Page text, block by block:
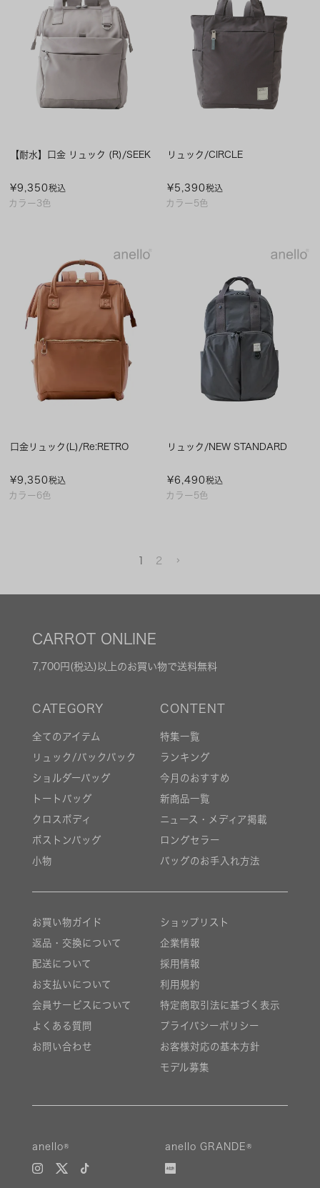
カラー3色
【耐水】口金 リュック (R)/SEEK
¥9,350税込
カラー5色
リュック/CIRCLE
¥5,390税込
カラー6色
口金リュック(L)/Re:RETRO
¥9,350税込
カラー5色
リュック/NEW STANDARD
¥6,490税込
2
新着
CARROT ONLINE
7,700円(税込)以上のお買い物で送料無料
全てのアイテム
リュック/バックパック
ショルダーバッグ
トートバッグ
クロスボディ
ボストンバッグ
小物
特集一覧
ランキング
今月のおすすめ
新商品一覧
ニュース・メディア掲載
ロングセラー
バッグのお手入れ方法
お買い物ガイド
返品・交換について
配送について
お支払いについて
会員サービスについて
よくある質問
お問い合わせ
ショップリスト
企業情報
採用情報
利用規約
特定商取引法に基づく表示
プライバシーポリシー
お客様対応の基本方針
モデル募集
anello® anello GRANDE®